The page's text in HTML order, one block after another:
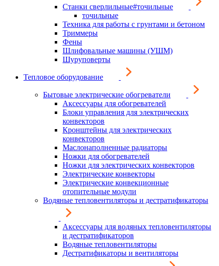
Станки сверлильные#точильные
точильные
Техника для работы с грунтами и бетоном
Триммеры
Фены
Шлифовальные машины (УШМ)
Шуруповерты
Тепловое оборудование
Бытовые электрические обогреватели
Аксессуары для обогревателей
Блоки управления для электрических
конвекторов
Кронштейны для электрических
конвекторов
Маслонаполненные радиаторы
Ножки для обогревателей
Ножки для электрических конвекторов
Электрические конвекторы
Электрические конвекционные
отопительные модули
Водяные тепловентиляторы и дестратификаторы
Аксессуары для водяных тепловентиляторы
и дестратификаторов
Водяные тепловентиляторы
Дестратификаторы и вентиляторы